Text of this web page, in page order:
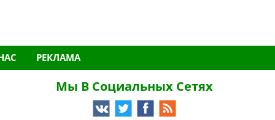
РЕКЛАМА
Мы В Социальных Сетях